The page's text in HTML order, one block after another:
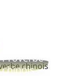
Proverbe
chinois